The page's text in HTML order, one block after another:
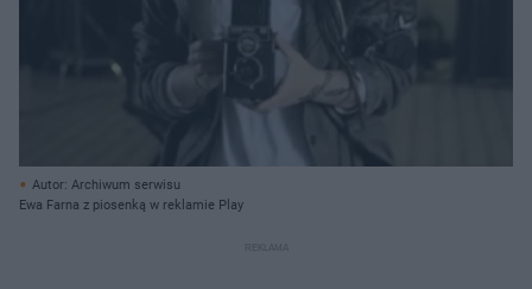
Autor: Archiwum serwisu
Ewa Farna z piosenką w reklamie Play